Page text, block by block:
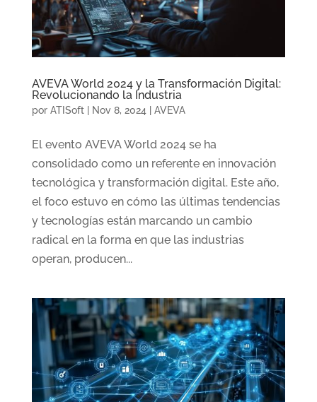
AVEVA World 2024 y la Transformación Digital:
Revolucionando la Industria
por ATISoft| Nov 8, 2024| AVEVA
El evento AVEVA World 2024 se ha
consolidado como un referente en innovación
tecnológica y transformación digital. Este año,
el foco estuvo en cómo las últimas tendencias
y tecnologías están marcando un cambio
radical en la forma en que las industrias
operan, producen...